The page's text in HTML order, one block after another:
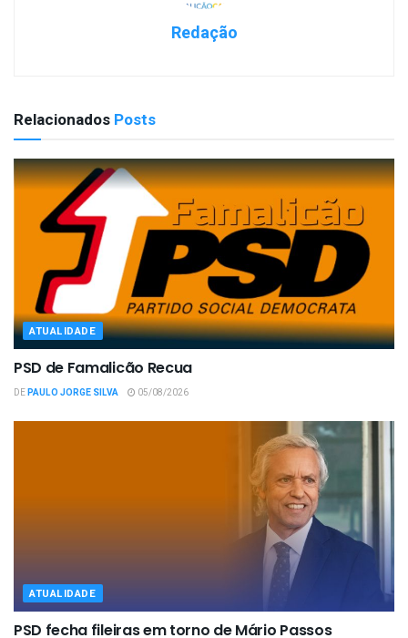
Redação
Relacionados Posts
ATUALIDADE
PSD de Famalicão Recua
DEPAULO JORGE SILVA 05/08/2026
ATUALIDADE
PSD fecha fileiras em torno de Mário Passos